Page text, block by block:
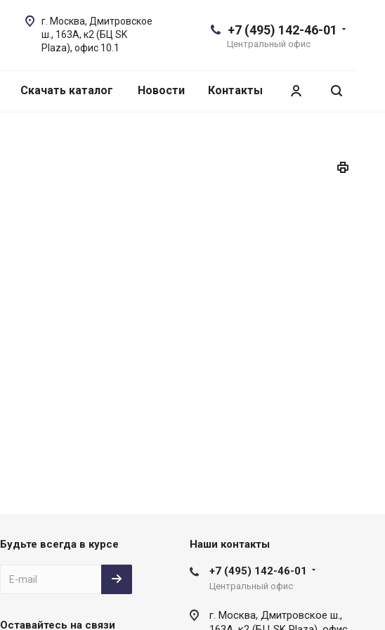
+7 (495) 142-46-01
Центральный офис
г. Москва, Дмитровское
ш., 163А, к2 (БЦ SK
Plaza), офис 10.1
Скачать каталог Новости Контакты
Будьте всегда в курсе
Оставайтесь на связи
Наши контакты
+7 (495) 142-46-01
Центральный офис
г. Москва, Дмитровское ш.,